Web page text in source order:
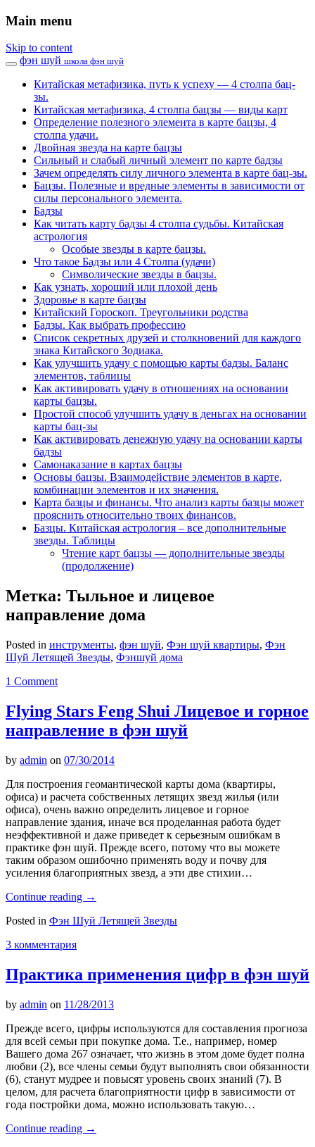
Main menu
Skip to content
фэн шуй школа фэн шуй
Китайская метафизика, путь к успеху — 4 столпа бац-
зы.
Китайская метафизика, 4 столпа бацзы — виды карт
Определение полезного элемента в карте бацзы, 4
столпа удачи.
Двойная звезда на карте бацзы
Сильный и слабый личный элемент по карте бадзы
Зачем определять силу личного элемента в карте бац-зы.
Бацзы. Полезные и вредные элементы в зависимости от
силы персонального элемента.
Бадзы
Как читать карту бадзы 4 столпа судьбы. Китайская
астрология
Особые звезды в карте бацзы.
Что такое Бадзы или 4 Столпа (удачи)
Символические звезды в бацзы.
Как узнать, хороший или плохой день
Здоровье в карте бацзы
Китайский Гороскоп. Треугольники родства
Бадзы. Как выбрать профессию
Список секретных друзей и cтолкновений для каждого
знака Китайского Зодиака.
Как улучшить удачу с помощью карты бадзы. Баланс
элементов, таблицы
Как активировать удачу в отношениях на основании
карты бацзы.
Простой способ улучшить удачу в деньгах на основании
карты бац-зы
Как активировать денежную удачу на основании карты
бадзы
Самонаказание в картах бацзы
Основы бацзы. Взаимодействие элементов в карте,
комбинации элементов и их значения.
Карта базцы и финансы. Что анализ карты базцы может
прояснить относительно твоих финансов.
Базцы. Китайская астрология – все дополнительные
звезды. Таблицы
Чтение карт бацзы — дополнительные звезды
(продолжение)
Метка: Тыльное и лицевое
направление дома
Posted in инструменты, фэн шуй, Фэн шуй квартиры, Фэн
Шуй Летящей Звезды, Фэншуй дома
1 Comment
Flying Stars Feng Shui Лицевое и горное
направление в фэн шуй
by admin on 07/30/2014
Для построения геомантической карты дома (квартиры,
офиса) и расчета собственных летящих звезд жилья (или
офиса), очень важно определить лицевое и горное
направление здания, иначе вся проделанная работа будет
неэффективной и даже приведет к серьезным ошибкам в
практике фэн шуй. Прежде всего, потому что вы можете
таким образом ошибочно применять воду и почву для
усиления благоприятных звезд, а эти две стихии…
Continue reading →
Posted in Фэн Шуй Летящей Звезды
3 комментария
Практика применения цифр в фэн шуй
by admin on 11/28/2013
Прежде всего, цифры используются для составления прогноза
для всей семьи при покупке дома. Т.е., например, номер
Вашего дома 267 означает, что жизнь в этом доме будет полна
любви (2), все члены семьи будут выполнять свои обязанности
(6), станут мудрее и повысят уровень своих знаний (7). В
целом, для расчета благоприятности цифр в зависимости от
года постройки дома, можно использовать такую…
Continue reading →